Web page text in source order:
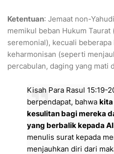
Ketentuan: Jemaat non-
memikul beban Hukum
seremonial), kecuali
keharmonisan (seperti
percabulan, daging yang mati
Kisah Para Rasul 15:19-
berpendapat, bahwa kita
kesulitan bagi mereka
yang berbalik kepada
menulis surat kepada
menjauhkan diri dari